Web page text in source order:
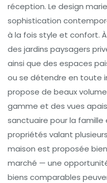
réception. Le design
sophistication
à la fois style et confort.
des jardins paysagers
ainsi que des espaces
ou se détendre en toute
propose de beaux
gamme et des vues
sanctuaire pour la famille
propriétés valant
maison est proposée
marché — une
biens comparables